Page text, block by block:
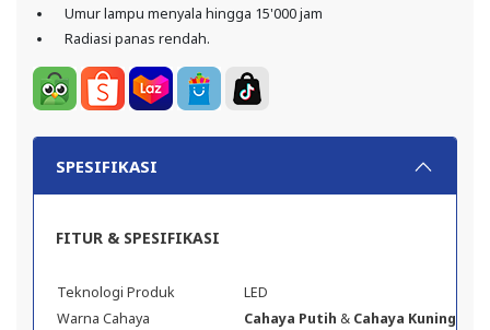
Umur lampu menyala hingga 15'000 jam
Radiasi panas rendah.
SPESIFIKASI
FITUR & SPESIFIKASI
Teknologi Produk
LED
Warna Cahaya
Cahaya Putih & Cahaya Kuning